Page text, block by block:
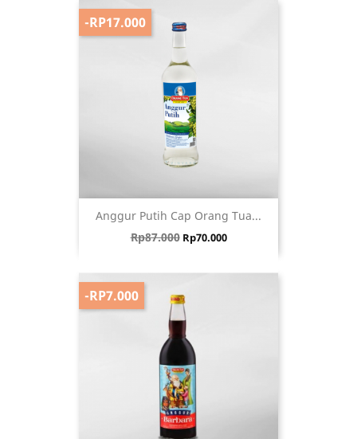
Anggur Putih Cap Orang Tua...
Harga biasa
Rp87.000 Harga
Rp70.000
-RP17.000
-RP7.000